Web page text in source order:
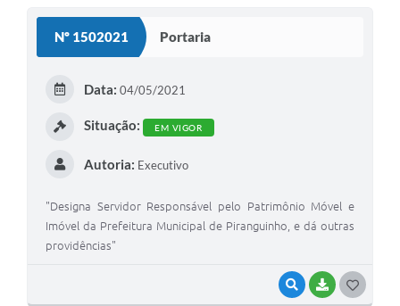
Nº 1502021 Portaria
VISUALIZAR
BAIXAR
Data: 04/05/2021
Situação: EM VIGOR
Autoria: Executivo
"Designa Servidor Responsável pelo Patrimônio Móvel e
Imóvel da Prefeitura Municipal de Piranguinho, e dá outras
providências"